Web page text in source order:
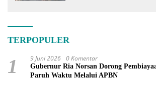
TERPOPULER
1 9 Juni 2026 0 Komentar
Gubernur Ria Norsan Dorong
Paruh Waktu Melalui APBN